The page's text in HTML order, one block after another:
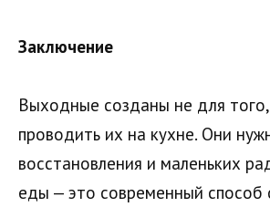
Заключение
Выходные созданы не для
проводить их на кухне. Они
восстановления и маленьких
еды — это современный способ